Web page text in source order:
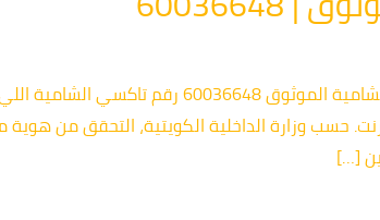
تاكسي ضاحية صباح السالم | خدمة 24 ساعة رقم تاكسي
حسب وزارة الداخلية الكويتية، التحقق من
[…]